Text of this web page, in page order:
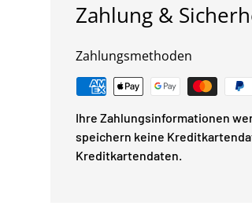
Zahlung &
Zahlungsmethoden
Ihre Zahlungsinformationen
speichern keine
Kreditkartendaten.